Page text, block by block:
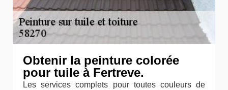
Obtenir la peinture colorée
pour tuile à Fertreve.
Les services complets pour toutes couleurs de